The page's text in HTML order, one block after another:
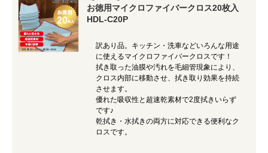
お徳用マイクロファイバークロス20枚入
HDL-C20P
訳あり品。キッチン・洗車などいろんな用途
に使えるマイクロファイバークロスです！
拭き取った油膜や汚れを毛細管現象により、
クロス内部に移動させ、拭き取り効果を持続
させます。
優れた吸収性と超速乾素材で2度拭きいらず
です♪
乾拭き・水拭きの両方に対応できる便利なク
ロスです。